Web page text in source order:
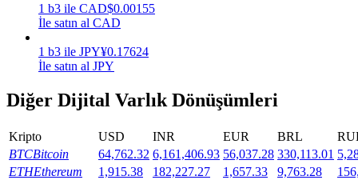
Launchpool
1 b3 ile CAD$0.00155
İle satın al CAD
1 b3 ile JPY¥0.17624
İle satın al JPY
Diğer Dijital Varlık Dönüşümleri
Kripto USD INR EUR BRL
BTCBitcoin 64,762.32 6,161,406.93 56,037.28 330,113.01
ETHEthereum 1,915.38 182,227.27 1,657.33 9,763.28